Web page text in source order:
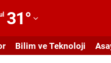
31°
Bilim ve Teknoloji